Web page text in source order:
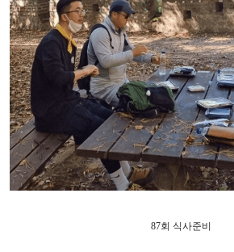
87회 식사준비